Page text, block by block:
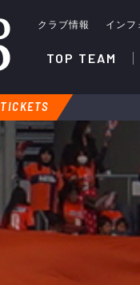
クラブ情報 インフ
TOP TEAM
TICKETS